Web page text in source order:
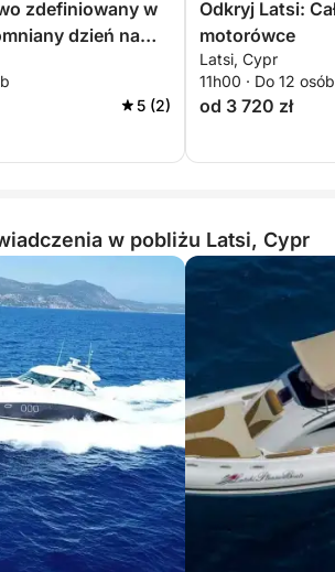
zdefiniowany w
dzień na
5 (2)
Odkryj Latsi:
motorówce
Latsi, Cypr
11h00 · Do 12 osób
od 3 720 zł
w pobliżu Latsi, Cypr